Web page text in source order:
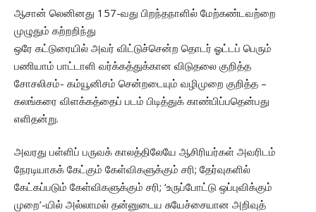
ஆசான் லெனினது 157-வது பிறந்தநாளில் மேற்கண்டவற்றை
முழுதும் கற்றறிந்து
ஒரே கட்டுரையில் அவர் விட்டுச்சென்ற தொடர் ஓட்டப் பெரும்
பணியாம் பாட்டாளி வர்க்கத்துக்கான விடுதலை குறித்த
சோசலிசம்- கம்யூனிசம் சென்றடையும் வழிமுறை குறித்த –
கலங்கரை விளக்கத்தைப் படம் பிடித்துக் காண்பிப்பதென்பது
எளிதன்று.
அவரது பள்ளிப் பருவக் காலத்திலேயே ஆசிரியர்கள் அவரிடம்
நேரடியாகக் கேட்கும் கேள்விகளுக்கும் சரி; தேர்வுகளில்
கேட்கப்படும் கேள்விகளுக்கும் சரி; ‘உருப்போட்டு ஒப்புவிக்கும்
முறை’-யில் அல்லாமல் தன்னுடைய சுயேச்சையான அறிவுத்